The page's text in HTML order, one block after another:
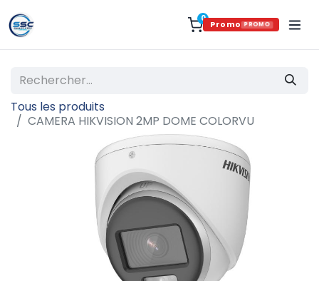
0
Promo PROMO
Tous les produits
CAMERA HIKVISION 2MP DOME COLORVU